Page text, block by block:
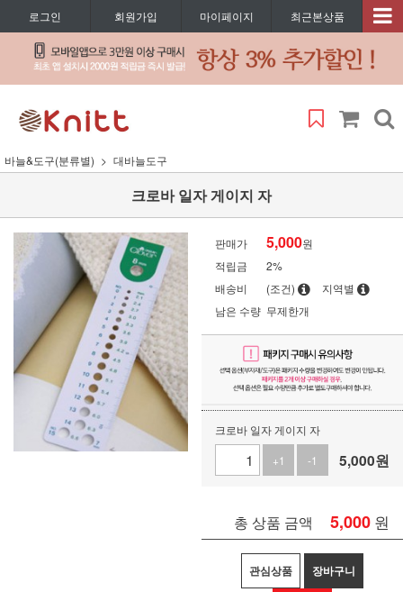
로그인 회원가입 마이페이지 최근본상품
바늘&도구(분류별) 대바늘도구
크로바 일자 게이지 자
판매가 5,000원
적립금
2%
배송비
(조건)
지역별
남은 수량 무제한개
크로바 일자 게이지 자
+1
-1 5,000원
총 상품 금액 5,000 원
관심상품 장바구니